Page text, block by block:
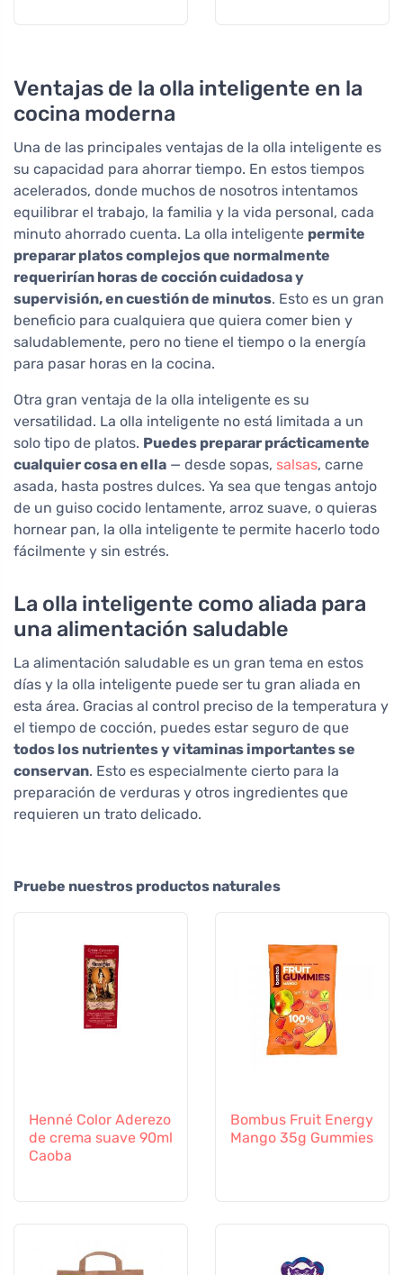
Ventajas de la olla inteligente en la
cocina moderna
Una de las principales ventajas de la olla inteligente es
su capacidad para ahorrar tiempo. En estos tiempos
acelerados, donde muchos de nosotros intentamos
equilibrar el trabajo, la familia y la vida personal, cada
minuto ahorrado cuenta. La olla inteligente permite
preparar platos complejos que normalmente
requerirían horas de cocción cuidadosa y
supervisión, en cuestión de minutos. Esto es un gran
beneficio para cualquiera que quiera comer bien y
saludablemente, pero no tiene el tiempo o la energía
para pasar horas en la cocina.
Otra gran ventaja de la olla inteligente es su
versatilidad. La olla inteligente no está limitada a un
solo tipo de platos. Puedes preparar prácticamente
cualquier cosa en ella — desde sopas, salsas, carne
asada, hasta postres dulces. Ya sea que tengas antojo
de un guiso cocido lentamente, arroz suave, o quieras
hornear pan, la olla inteligente te permite hacerlo todo
fácilmente y sin estrés.
La olla inteligente como aliada para
una alimentación saludable
La alimentación saludable es un gran tema en estos
días y la olla inteligente puede ser tu gran aliada en
esta área. Gracias al control preciso de la temperatura y
el tiempo de cocción, puedes estar seguro de que
todos los nutrientes y vitaminas importantes se
conservan. Esto es especialmente cierto para la
preparación de verduras y otros ingredientes que
requieren un trato delicado.
Pruebe nuestros productos naturales
Henné Color Aderezo
de crema suave 90ml
Caoba
Bombus Fruit Energy
Mango 35g Gummies